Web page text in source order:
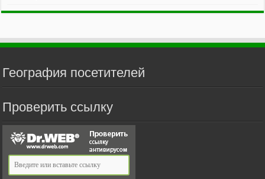
География посетителей
Проверить ссылку